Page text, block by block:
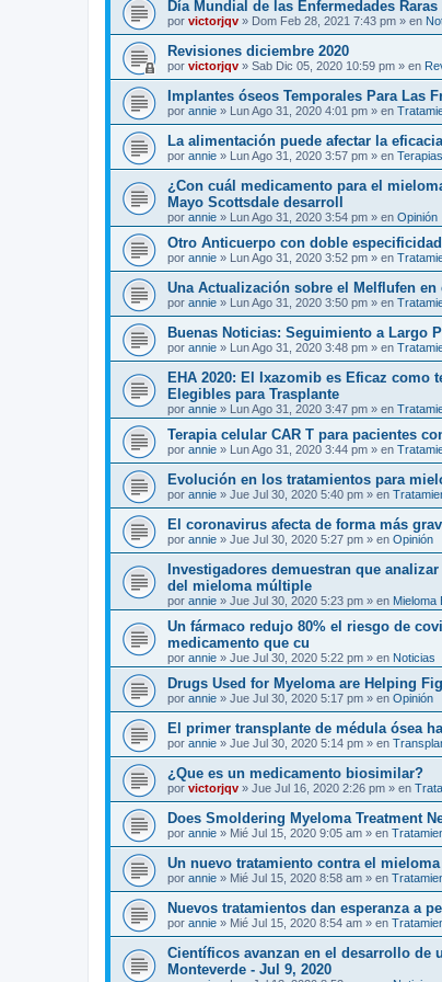
Día Mundial de las Enfermedades Raras
por victorjqv » Dom Feb 28, 2021 7:43 pm » en
Revisiones diciembre 2020
por victorjqv » Sab Dic 05, 2020 10:59 pm » en
Implantes óseos Temporales Para Las
por annie » Lun Ago 31, 2020 4:01 pm » en
La alimentación puede afectar la
por annie » Lun Ago 31, 2020 3:57 pm » en
¿Con cuál medicamento para el
Mayo Scottsdale desarroll
por annie » Lun Ago 31, 2020 3:54 pm » en Opinión
Otro Anticuerpo con doble
por annie » Lun Ago 31, 2020 3:52 pm » en
Una Actualización sobre el Melflufen
por annie » Lun Ago 31, 2020 3:50 pm » en
Buenas Noticias: Seguimiento a Largo
por annie » Lun Ago 31, 2020 3:48 pm » en
EHA 2020: El Ixazomib es Eficaz como
Elegibles para Trasplante
por annie » Lun Ago 31, 2020 3:47 pm » en
Terapia celular CAR T para pacientes
por annie » Lun Ago 31, 2020 3:44 pm » en
Evolución en los tratamientos para
por annie » Jue Jul 30, 2020 5:40 pm » en
El coronavirus afecta de forma más
por annie » Jue Jul 30, 2020 5:27 pm » en Opinión
Investigadores demuestran que
del mieloma múltiple
por annie » Jue Jul 30, 2020 5:23 pm » en Mieloma
Un fármaco redujo 80% el riesgo de
medicamento que cu
por annie » Jue Jul 30, 2020 5:22 pm » en Noticias
Drugs Used for Myeloma are Helping
por annie » Jue Jul 30, 2020 5:17 pm » en Opinión
El primer transplante de médula ósea
por annie » Jue Jul 30, 2020 5:14 pm » en
¿Que es un medicamento biosimilar?
por victorjqv » Jue Jul 16, 2020 2:26 pm » en
Does Smoldering Myeloma Treatment
por annie » Mié Jul 15, 2020 9:05 am » en
Un nuevo tratamiento contra el
por annie » Mié Jul 15, 2020 8:58 am » en
Nuevos tratamientos dan esperanza a
por annie » Mié Jul 15, 2020 8:54 am » en
Científicos avanzan en el desarrollo de
Monteverde - Jul 9, 2020